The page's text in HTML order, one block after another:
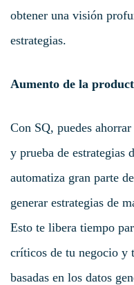
obtener una visión
estrategias.
Aumento de la
Con SQ, puedes
y prueba de estrategias
automatiza gran parte
generar estrategias de
Esto te libera tiempo
críticos de tu negocio y
basadas en los datos